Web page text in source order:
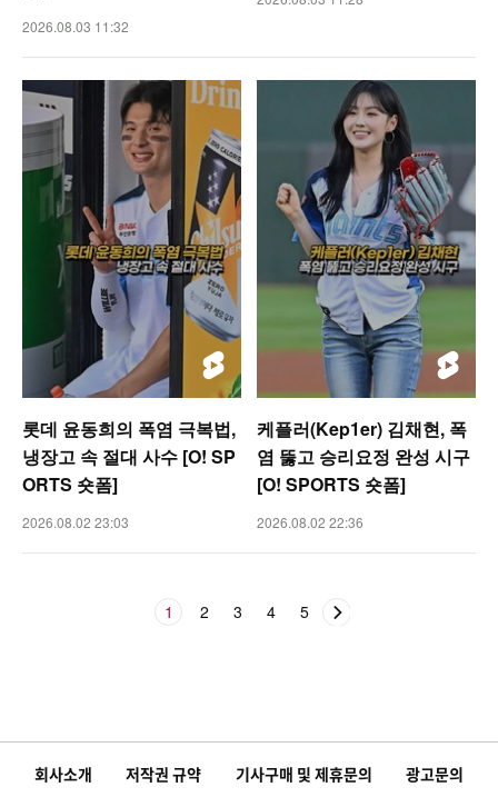
2026.08.03 11:32
롯데 윤동희의 폭염 극복법,
냉장고 속 절대 사수 [O! SP
ORTS 숏폼]
2026.08.02 23:03
케플러(Kep1er) 김채현, 폭
염 뚫고 승리요정 완성 시구
[O! SPORTS 숏폼]
2026.08.02 22:36
1 2 3 4 5
회사소개 저작권 규약 기사구매 및 제휴문의 광고문의